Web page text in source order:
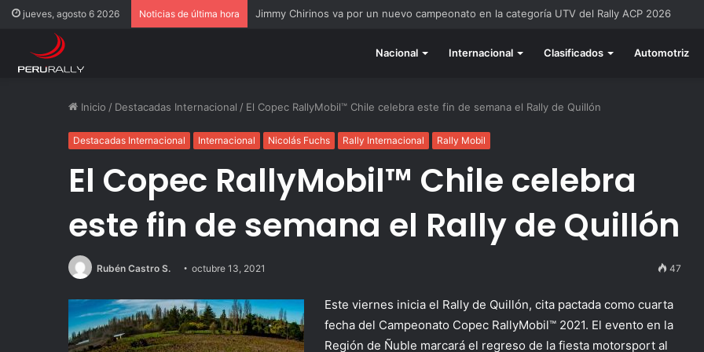
jueves, agosto 6 2026 Noticias de última hora Rally Pisco 2026: todo listo para la gran final del RallyACP
Nacional Internacional Clasificados Automotriz
Inicio / Destacadas Internacional / El Copec RallyMobil™ Chile celebra este fin de semana el Rally de Quillón
Destacadas Internacional Internacional Nicolás Fuchs Rally Internacional Rally Mobil
El Copec RallyMobil™ Chile celebra
este fin de semana el Rally de Quillón
Rubén Castro S. octubre 13, 2021 47
Este viernes inicia el Rally de Quillón, cita pactada como cuarta
fecha del Campeonato Copec RallyMobil™ 2021. El evento en la
Región de Ñuble marcará el regreso de la fiesta motorsport al